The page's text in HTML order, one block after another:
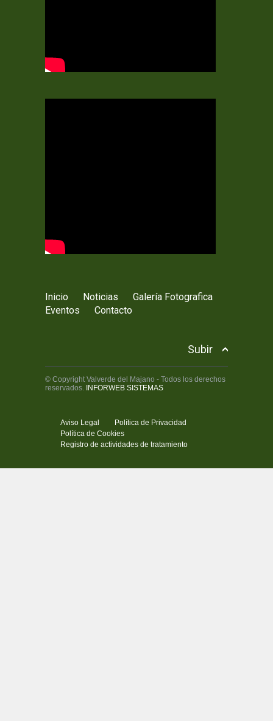
Inicio Noticias
Galería Fotografica
Eventos
Contacto
Subir
© Copyright Valverde del Majano - Todos los derechos
reservados. INFORWEB SISTEMAS
Aviso Legal
Política de Privacidad
Política de Cookies
Registro de actividades de tratamiento